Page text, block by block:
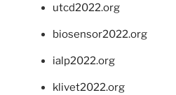
utcd2022.org
biosensor2022.org
ialp2022.org
klivet2022.org